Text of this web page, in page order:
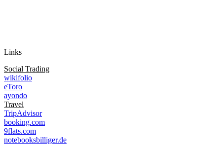
Links
Social Trading
wikifolio
eToro
ayondo
Travel
TripAdvisor
booking.com
9flats.com
notebooksbilliger.de